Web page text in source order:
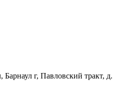
Барнаул г, Павловский тракт, д.